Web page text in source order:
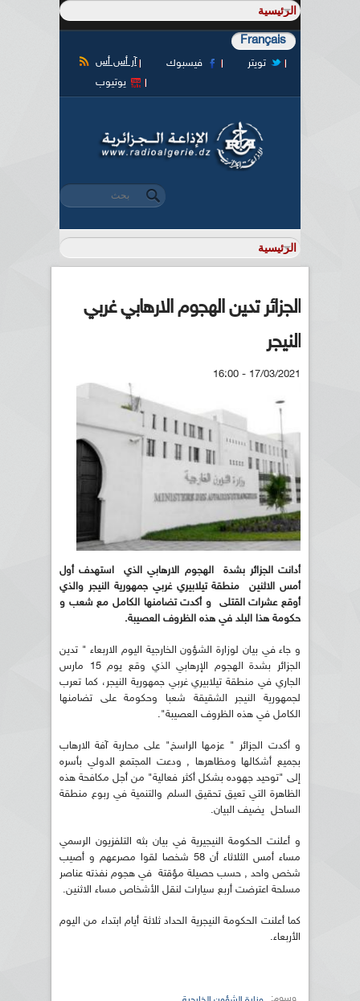
Français
آر أس أس فيسبوك
تويتر
يوتيوب
استمارة البحث
‏بحث ‏
الجزائر تدين الهجوم الارهابي غربي
النيجر
17/03/2021 - 16:00
أدانت الجزائر بشدة الهجوم الارهابي الذي استهدف أول
أمس الاثنين منطقة تيلابيري غربي جمهورية النيجر والذي
أوقع عشرات القتلى و أكدت تضامنها الكامل مع شعب و
حكومة هذا البلد في هذه الظروف العصيبة.
و جاء في بيان لوزارة الشؤون الخارجية اليوم الاربعاء " تدين
الجزائر بشدة الهجوم الإرهابي الذي وقع يوم 15 مارس
الجاري في منطقة تيلابيري غربي جمهورية النيجر، كما تعرب
لجمهورية النيجر الشقيقة شعبا وحكومة على تضامنها
الكامل في هذه الظروف العصيبة".
و أكدت الجزائر " عزمها الراسخ" على محاربة آفة الارهاب
بجميع أشكالها ومظاهرها , ودعت المجتمع الدولي بأسره
إلى "توحيد جهوده بشكل أكثر فعالية" من أجل مكافحة هذه
الظاهرة التي تعيق تحقيق السلم والتنمية في ربوع منطقة
الساحل يضيف البيان.
و أعلنت الحكومة النيجيرية في بيان بثه التلفزيون الرسمي
مساء أمس الثلاثاء أن 58 شخصا لقوا مصرعهم و أصيب
شخص واحد , حسب حصيلة مؤقتة في هجوم نفذته عناصر
مسلحة اعترضت أربع سيارات لنقل الأشخاص مساء الاثنين.
كما أعلنت الحكومة النيجرية الحداد ثلاثة أيام ابتداء من اليوم
الأربعاء.
وسوم: